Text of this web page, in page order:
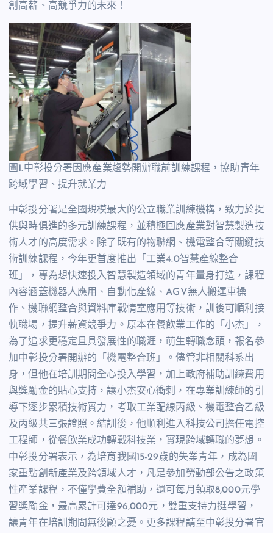
創高薪、高競爭力的未來！
圖1.中彰投分署因應產業趨勢開辦職前訓練課程，協助青年
跨域學習、提升就業力
中彰投分署是全國規模最大的公立職業訓練機構，致力於提
供與時俱進的多元訓練課程，並積極回應產業對智慧製造技
術人才的高度需求。除了既有的物聯網、機電整合等關鍵技
術訓練課程，今年更首度推出「工業4.0智慧產線整合
班」，專為想快速投入智慧製造領域的青年量身打造，課程
內容涵蓋機器人應用、自動化產線、AGV無人搬運車操
作、機聯網整合與資料庫戰情室應用等技術，訓後可順利接
軌職場，提升薪資競爭力。原本在餐飲業工作的「小杰」，
為了追求更穩定且具發展性的職涯，萌生轉職念頭，報名參
加中彰投分署開辦的「機電整合班」。儘管非相關科系出
身，但他在培訓期間全心投入學習，加上政府補助訓練費用
與獎勵金的貼心支持，讓小杰安心衝刺，在專業訓練師的引
導下逐步累積技術實力，考取工業配線丙級、機電整合乙級
及丙級共三張證照。結訓後，他順利進入科技公司擔任電控
工程師，從餐飲業成功轉戰科技業，實現跨域轉職的夢想。
中彰投分署表示，為培育我國15-29歲的失業青年，成為國
家重點創新產業及跨領域人才，凡是參加勞動部公告之政策
性產業課程，不僅學費全額補助，還可每月領取8,000元學
習獎勵金，最高累計可達96,000元，雙重支持力挺學習，
讓青年在培訓期間無後顧之憂。更多課程請至中彰投分署官